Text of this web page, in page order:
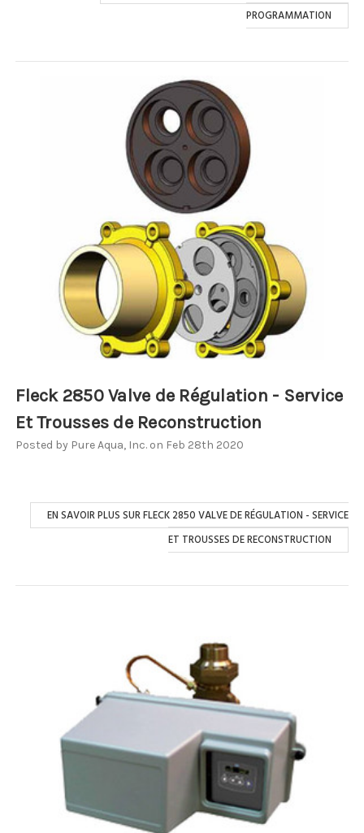
PROGRAMMATION
Fleck 2850 Valve de Régulation - Service
Et Trousses de Reconstruction
Posted by Pure Aqua, Inc. on Feb 28th 2020
EN SAVOIR PLUS SUR FLECK 2850 VALVE DE RÉGULATION - SERVICE
ET TROUSSES DE RECONSTRUCTION